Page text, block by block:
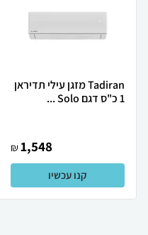
Tadiran מזגן עילי תדיראן
1 כ"ס דגם Solo ...
1,548
₪
קנו עכשיו